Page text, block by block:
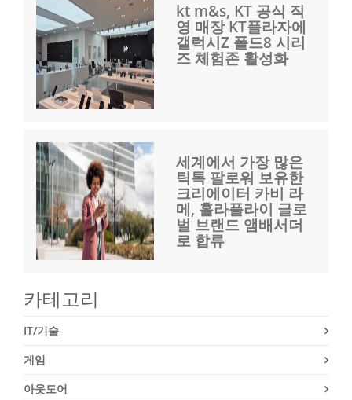
kt m&s, KT 공식 직
영 매장 KT플라자에
갤럭시Z 폴드8 시리
즈 체험존 활성화
세계에서 가장 많은
틱톡 팔로워 보유한
크리에이터 카비 라
메, 홀라플라이 글로
벌 브랜드 앰배서더
로 합류
카테고리
IT/기술
게임
아웃도어